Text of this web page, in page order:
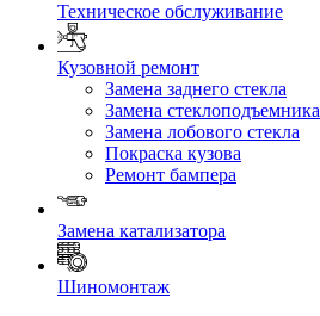
Техническое обслуживание
Кузовной ремонт
Замена заднего стекла
Замена стеклоподъемника
Замена лобового стекла
Покраска кузова
Ремонт бампера
Замена катализатора
Шиномонтаж